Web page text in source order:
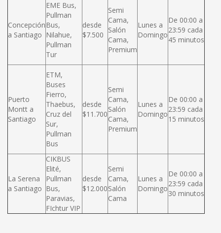
Concepción
a Santiago
EME Bus,
Pullman
Bus,
Nilahue,
Pullman
Tur
desde
$7.500
Semi
Cama,
Salón
Cama,
Premium
Lunes a
Domingo
De 00:00 a
23:59 cada
45 minutos
Puerto
Montt a
Santiago
ETM,
Buses
Fierro,
Thaebus,
Cruz del
Sur,
Pullman
Bus
desde
$11.700
Semi
Cama,
Salón
Cama,
Premium
Lunes a
Domingo
De 00:00 a
23:59 cada
15 minutos
La Serena
a Santiago
CIKBUS
Elité,
Pullman
Bus,
Paravias,
FIchtur VIP
desde
$12.000
Semi
Cama,
Salón
Cama
Lunes a
Domingo
De 00:00 a
23:59 cada
30 minutos